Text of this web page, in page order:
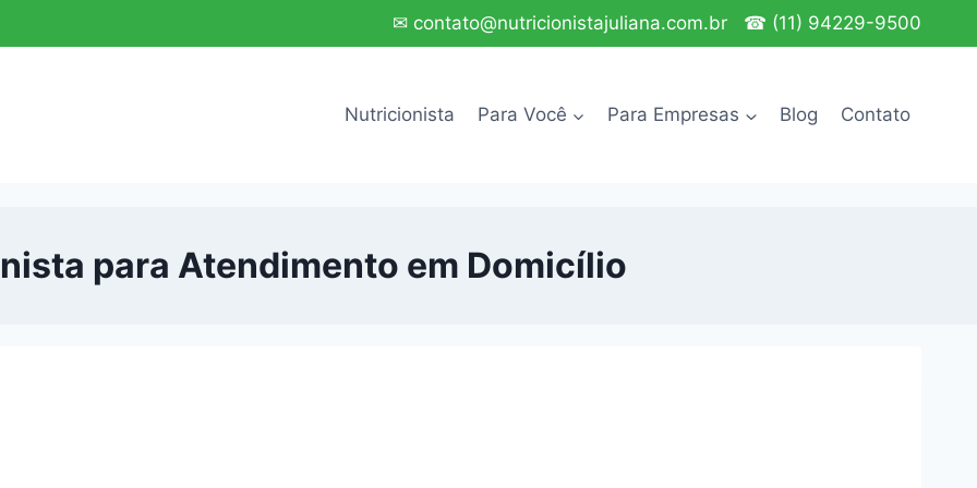
✉ contato@nutricionistajuliana.com.br ☎ (11) 94229-9500
Nutricionista Para Você Para Empresas Blog Contato
para Atendimento em Domicílio